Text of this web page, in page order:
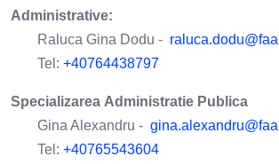
Administrative:
Raluca Gina Dodu -
Tel: +40764438797
Specializarea Administratie Publica
Gina Alexandru -
Tel: +40765543604